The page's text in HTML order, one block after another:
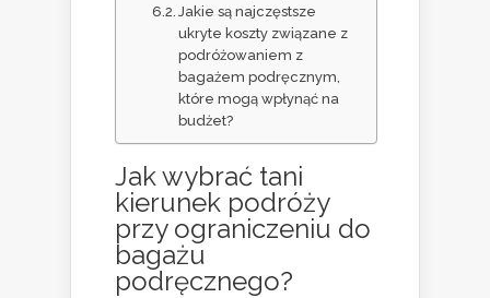
Jakie są najczęstsze
ukryte koszty związane z
podróżowaniem z
bagażem podręcznym,
które mogą wpłynąć na
budżet?
Jak wybrać tani
kierunek podróży
przy ograniczeniu do
bagażu
podręcznego?